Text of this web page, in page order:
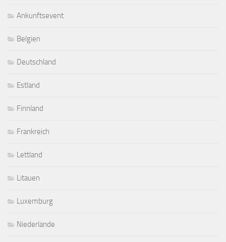
Ankunftsevent
Belgien
Deutschland
Estland
Finnland
Frankreich
Lettland
Litauen
Luxemburg
Niederlande